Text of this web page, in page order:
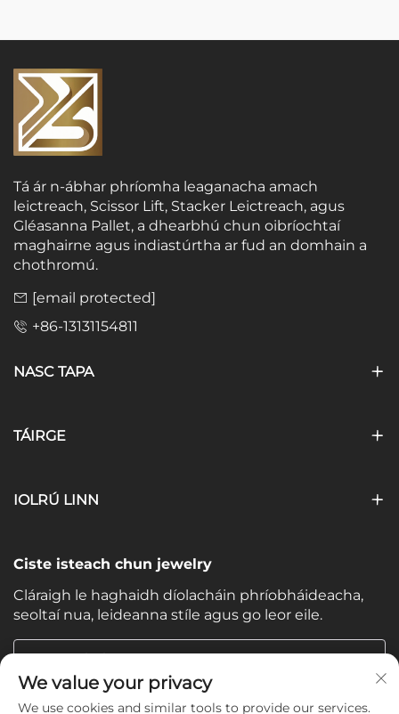
Tá ár n-ábhar phríomha leaganacha amach
leictreach, Scissor Lift, Stacker Leictreach, agus
Gléasanna Pallet, a dhearbhú chun oibríochtaí
maghairne agus indiastúrtha ar fud an domhain a
chothromú.
[email protected]
+86-13131154811
NASC TAPA
TÁIRGE
IOLRÚ LINN
Ciste isteach chun jewelry
Cláraigh le haghaidh díolacháin phríobháideacha,
seoltaí nua, leideanna stíle agus go leor eile.
Do Ríomhphost
We value your privacy
We use cookies and similar tools to provide our services.